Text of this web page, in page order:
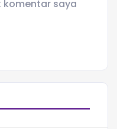
komentar saya